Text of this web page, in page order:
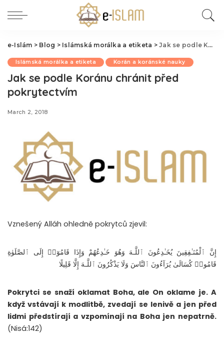
e-Islám > Blog > Islámská morálka a etiketa >Jak se podle Koránu chránit před pokrytectvím
Islámská morálka a etiketa Korán a koránské nauky
Jak se podle Koránu chránit před
pokrytectvím
March 2, 2018
Vznešený Alláh ohledně pokrytců zjevil:
إِنَّ ٱلْمُنَـٰفِقِينَ يُخَـٰدِعُونَ ٱللَّـهَ وَهُوَ خَـٰدِعُهُمْ وَإِذَا قَامُوٓا۟ إِلَى ٱلصَّلَوٰةِ
قَامُوا۟ كُسَالَىٰ يُرَآءُونَ ٱلنَّاسَ وَلَا يَذْكُرُونَ ٱللَّـهَ إِلَّا قَلِيلًا
Pokrytci se snaží oklamat Boha, ale On oklame je. A
když vstávají k modlitbě, zvedají se lenivě a jen před
lidmi předstírají a vzpomínají na Boha jen nepatrně.
(Nisá:142)